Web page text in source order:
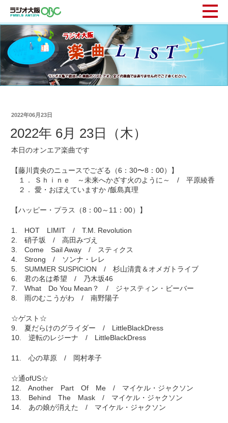
2022年06月23日
2022年 6月 23日（木）
本日のオンエア楽曲です
【藤川貴央のニュースでござる（6：30〜8：00）】
１． Ｓｈｉｎｅ ～未来へかざす火のように～ / 平原綾香
２． 愛・おぼえていますか /飯島真理
【ハッピー・プラス（8：00～11：00）】
1. HOT LIMIT / T.M. Revolution
2. 硝子坂 / 高田みづえ
3. Come Sail Away / スティクス
4. Strong / ソンナ・レレ
5. SUMMER SUSPICION / 杉山清貴＆オメガトライブ
6. 君の名は希望 / 乃木坂46
7. What Do You Mean？ / ジャスティン・ビーバー
8. 雨のむこうがわ / 南野陽子
☆ゲスト☆
9. 夏だらけのグライダー / LittleBlackDress
10. 逆転のレジーナ / LittleBlackDress
11. 心の草原 / 岡村孝子
☆通ofUS☆
12. Another Part Of Me / マイケル・ジャクソン
13. Behind The Mask / マイケル・ジャクソン
14. あの娘が消えた / マイケル・ジャクソン